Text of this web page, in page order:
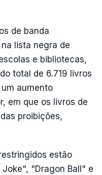
de banda
lista negra de
e bibliotecas,
total de 6.719 livros
aumento
em que os livros de
proibições,
estão
"Dragon Ball" e